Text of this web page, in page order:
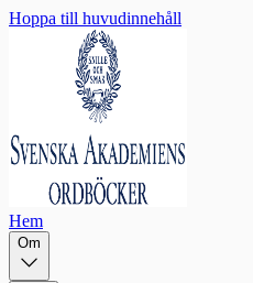
Hoppa till huvudinnehåll
Hem
Om